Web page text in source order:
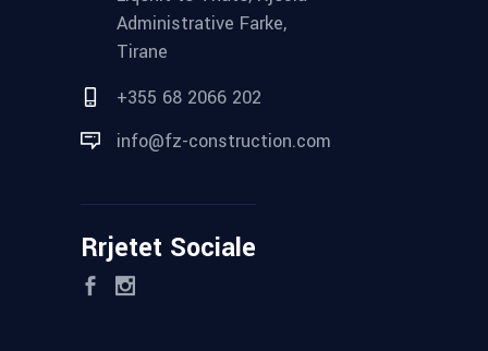
Administrative Farke,
Tirane
+355 68 2066 202
info@fz-construction.com
Rrjetet Sociale